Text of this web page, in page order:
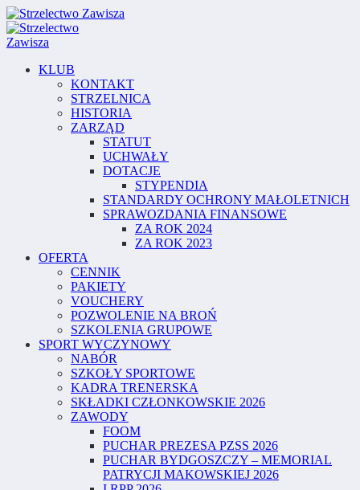
KLUB
KONTAKT
STRZELNICA
HISTORIA
ZARZĄD
STATUT
UCHWAŁY
DOTACJE
STYPENDIA
STANDARDY OCHRONY MAŁOLETNICH
SPRAWOZDANIA FINANSOWE
ZA ROK 2024
ZA ROK 2023
OFERTA
CENNIK
PAKIETY
VOUCHERY
POZWOLENIE NA BROŃ
SZKOLENIA GRUPOWE
SPORT WYCZYNOWY
NABÓR
SZKOŁY SPORTOWE
KADRA TRENERSKA
SKŁADKI CZŁONKOWSKIE 2026
ZAWODY
FOOM
PUCHAR PREZESA PZSS 2026
PUCHAR BYDGOSZCZY – MEMORIAL
PATRYCJI MAKOWSKIEJ 2026